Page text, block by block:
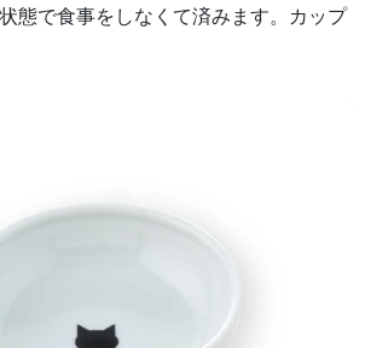
態で食事をしなくて済みます。カップ